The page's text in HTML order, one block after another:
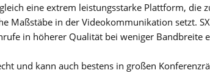
eine extrem leistungsstarke Plattform, die
Maßstäbe in der Videokommunikation setzt.
in höherer Qualität bei weniger Bandbreite
und kann auch bestens in großen